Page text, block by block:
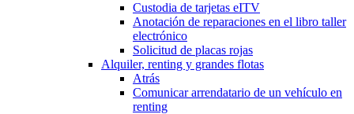
Custodia de tarjetas eITV
Anotación de reparaciones en el libro taller
electrónico
Solicitud de placas rojas
Alquiler, renting y grandes flotas
Atrás
Comunicar arrendatario de un vehículo en
renting